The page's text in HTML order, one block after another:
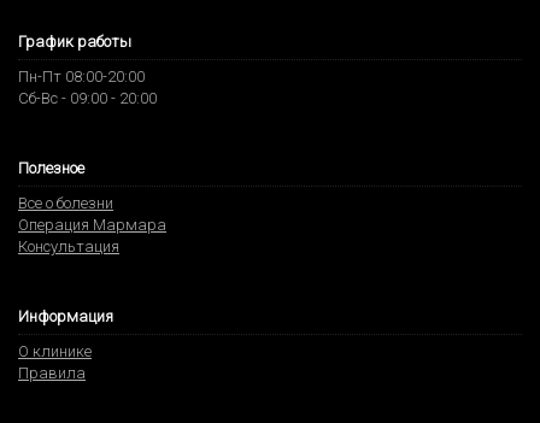
График работы
Пн-Пт 08:00-20:00
Сб-Вс - 09:00 - 20:00
Полезное
Все о болезни
Операция Мармара
Консультация
Информация
О клинике
Правила